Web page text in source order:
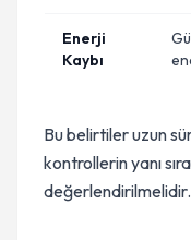
Enerji
Kaybı
Bu belirtiler uzun
kontrollerin yanı
değerlendirilmelidir.